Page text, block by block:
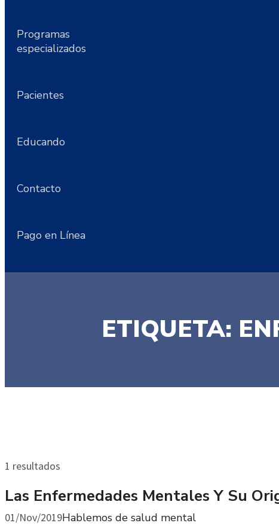
Programas
especializados
Pacientes
Educando
Contacto
Pago en Línea
ETIQUETA:
1 resultados
Las Enfermedades Mentales Y Su
01/Nov/2019Hablemos de salud mental